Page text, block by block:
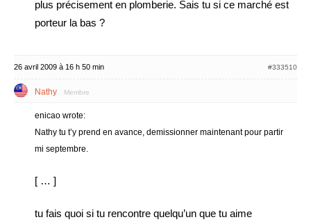
plus précisement en plomberie. Sais tu si ce marché est
porteur la bas ?
26 avril 2009 à 16 h 50 min #333510
Nathy Membre
enicao wrote:
Nathy tu t’y prend en avance, demissionner maintenant pour partir
mi septembre.
[ … ]
tu fais quoi si tu rencontre quelqu’un que tu aime